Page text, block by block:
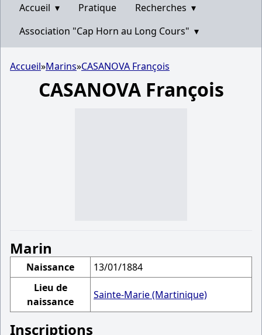
Accueil ▾ Pratique Recherches ▾
Association "Cap Horn au Long Cours" ▾
Accueil»Marins»CASANOVA François
CASANOVA François
Marin
Naissance
13/01/1884
Lieu de
naissance
Sainte-Marie (Martinique)
Inscriptions